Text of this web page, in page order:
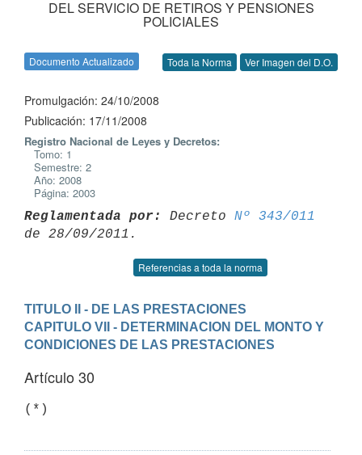
DEL SERVICIO DE RETIROS Y PENSIONES
POLICIALES
Documento Actualizado Toda la Norma Ver Imagen del D.O.
Promulgación: 24/10/2008
Publicación: 17/11/2008
Registro Nacional de Leyes y Decretos:
Tomo: 1
Semestre: 2
Año: 2008
Página: 2003
Reglamentada por: Decreto Nº 343/011
Referencias a toda la norma
TITULO II - DE LAS PRESTACIONES
CAPITULO VII - DETERMINACION DEL MONTO Y
CONDICIONES DE LAS PRESTACIONES
Artículo 30
(*)